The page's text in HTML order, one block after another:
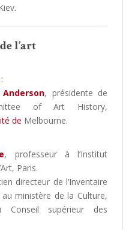
l’art
, présidente de
of Art History,
de Melbourne.
, professeur à l’Institut
Paris.
directeur de l’Inventaire
ministère de la Culture,
Conseil supérieur des